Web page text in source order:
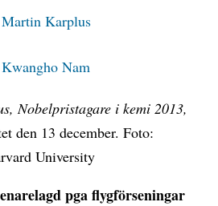
Karplus
Nam
Nobelpristagare i kemi 2013,
den 13 december. Foto:
University
pga flygförseningar